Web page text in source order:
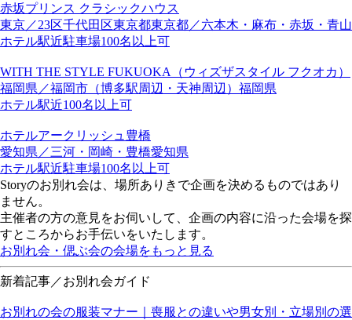
赤坂プリンス クラシックハウス
東京／23区千代田区東京都東京都／六本木・麻布・赤坂・青山
ホテル駅近駐車場100名以上可
WITH THE STYLE FUKUOKA（ウィズザスタイル フクオカ）
福岡県／福岡市（博多駅周辺・天神周辺） 福岡県
ホテル駅近100名以上可
ホテルアークリッシュ豊橋
愛知県／三河・岡崎・豊橋愛知県
ホテル駅近駐車場100名以上可
Storyのお別れ会は、場所ありきで企画を決めるものではあり
ません。
主催者の方の意見をお伺いして、企画の内容に沿った会場を探
すところからお手伝いをいたします。
お別れ会・偲ぶ会の会場をもっと見る
新着記事／お別れ会ガイド
お別れの会の服装マナー｜喪服との違いや男女別・立場別の選